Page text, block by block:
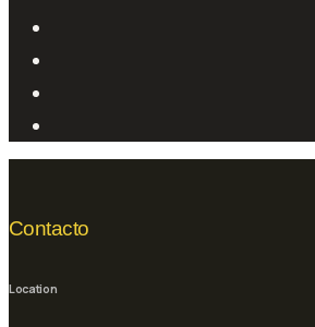
Contacto
Location